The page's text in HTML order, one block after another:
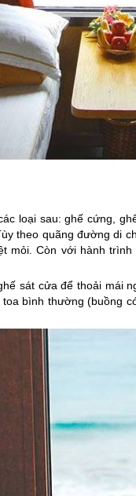
loại sau: ghế cứng,
theo quãng đường di
mỏi. Còn với hành
sát cửa để thoải mái
bình thường (buồng